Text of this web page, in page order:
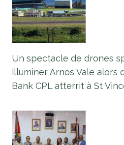
Un spectacle de drones
illuminer Arnos Vale alors
Bank CPL atterrit à St